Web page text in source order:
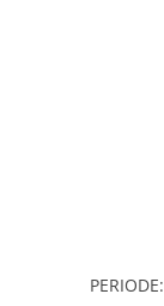
PERIODE: